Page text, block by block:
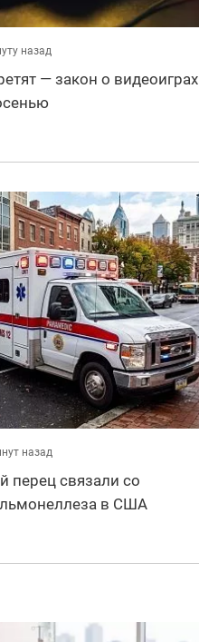
назад
— закон о видеоиграх
назад
перец связали со
в США